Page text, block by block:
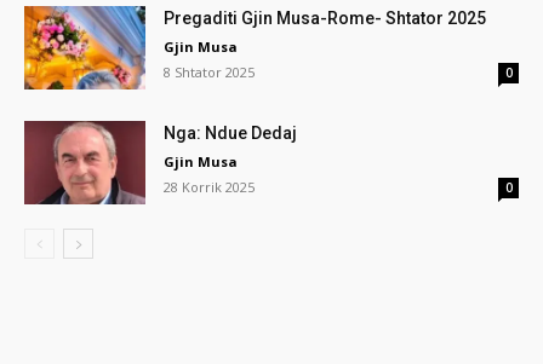
Pregaditi Gjin Musa-Rome- Shtator 2025
Gjin Musa
8 Shtator 2025
0
Nga: Ndue Dedaj
Gjin Musa
28 Korrik 2025
0